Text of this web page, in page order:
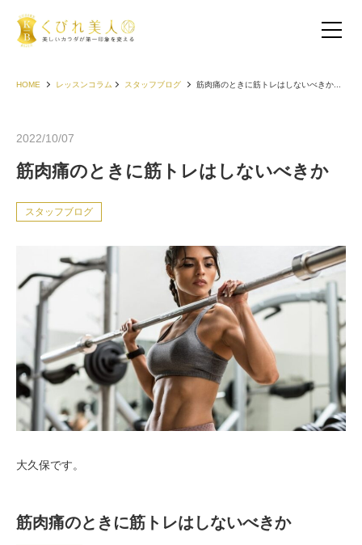
お客様の声（30代以下）
お客様の声（40代）
お客様の声（50代以上）
お客様の声（男性）
HOME レッスンコラム スタッフブログ 筋肉痛のときに筋トレはしないべきか...
2022/10/07
筋肉痛のときに筋トレはしないべきか
スタッフブログ
大久保です。
筋肉痛のときに筋トレはしないべきか